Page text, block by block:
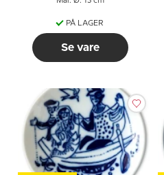
PÅ LAGER
Se vare